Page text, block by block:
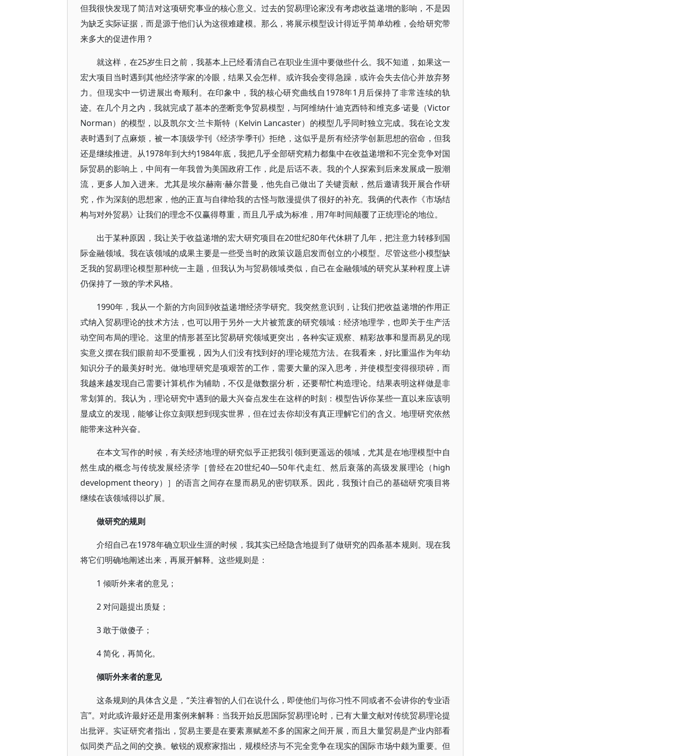
但我很快发现了简洁对这项研究事业的核心意义。过去的贸易理论家没有考虑收益递增的影响，不是因
为缺乏实际证据，而是源于他们认为这很难建模。那么，将展示模型设计得近乎简单幼稚，会给研究带
来多大的促进作用？
就这样，在25岁生日之前，我基本上已经看清自己在职业生涯中要做些什么。我不知道，如果这一
宏大项目当时遇到其他经济学家的冷眼，结果又会怎样。或许我会变得急躁，或许会失去信心并放弃努
力。但现实中一切进展出奇顺利。在印象中，我的核心研究曲线自1978年1月后保持了非常连续的轨
迹。在几个月之内，我就完成了基本的垄断竞争贸易模型，与阿维纳什·迪克西特和维克多·诺曼（Victor
Norman）的模型，以及凯尔文·兰卡斯特（Kelvin Lancaster）的模型几乎同时独立完成。我在论文发
表时遇到了点麻烦，被一本顶级学刊《经济学季刊》拒绝，这似乎是所有经济学创新思想的宿命，但我
还是继续推进。从1978年到大约1984年底，我把几乎全部研究精力都集中在收益递增和不完全竞争对国
际贸易的影响上，中间有一年我曾为美国政府工作，此是后话不表。我的个人探索到后来发展成一股潮
流，更多人加入进来。尤其是埃尔赫南·赫尔普曼，他先自己做出了关键贡献，然后邀请我开展合作研
究，作为深刻的思想家，他的正直与自律给我的古怪与散漫提供了很好的补充。我俩的代表作《市场结
构与对外贸易》让我们的理念不仅赢得尊重，而且几乎成为标准，用7年时间颠覆了正统理论的地位。
出于某种原因，我让关于收益递增的宏大研究项目在20世纪80年代休耕了几年，把注意力转移到国
际金融领域。我在该领域的成果主要是一些受当时的政策议题启发而创立的小模型。尽管这些小模型缺
乏我的贸易理论模型那种统一主题，但我认为与贸易领域类似，自己在金融领域的研究从某种程度上讲
仍保持了一致的学术风格。
1990年，我从一个新的方向回到收益递增经济学研究。我突然意识到，让我们把收益递增的作用正
式纳入贸易理论的技术方法，也可以用于另外一大片被荒废的研究领域：经济地理学，也即关于生产活
动空间布局的理论。这里的情形甚至比贸易研究领域更突出，各种实证观察、精彩故事和显而易见的现
实意义摆在我们眼前却不受重视，因为人们没有找到好的理论规范方法。在我看来，好比重温作为年幼
知识分子的最美好时光。做地理研究是项艰苦的工作，需要大量的深入思考，并使模型变得很琐碎，而
我越来越发现自己需要计算机作为辅助，不仅是做数据分析，还要帮忙构造理论。结果表明这样做是非
常划算的。我认为，理论研究中遇到的最大兴奋点发生在这样的时刻：模型告诉你某些一直以来应该明
显成立的发现，能够让你立刻联想到现实世界，但在过去你却没有真正理解它们的含义。地理研究依然
能带来这种兴奋。
在本文写作的时候，有关经济地理的研究似乎正把我引领到更遥远的领域，尤其是在地理模型中自
然生成的概念与传统发展经济学［曾经在20世纪40—50年代走红、然后衰落的高级发展理论（high
development theory）］的语言之间存在显而易见的密切联系。因此，我预计自己的基础研究项目将
继续在该领域得以扩展。
做研究的规则
介绍自己在1978年确立职业生涯的时候，我其实已经隐含地提到了做研究的四条基本规则。现在我
将它们明确地阐述出来，再展开解释。这些规则是：
1 倾听外来者的意见；
2 对问题提出质疑；
3 敢于做傻子；
4 简化，再简化。
倾听外来者的意见
这条规则的具体含义是，“关注睿智的人们在说什么，即使他们与你习性不同或者不会讲你的专业语
言”。对此或许最好还是用案例来解释：当我开始反思国际贸易理论时，已有大量文献对传统贸易理论提
出批评。实证研究者指出，贸易主要是在要素禀赋差不多的国家之间开展，而且大量贸易是产业内部看
似同类产品之间的交换。敏锐的观察家指出，规模经济与不完全竞争在现实的国际市场中颇为重要。但